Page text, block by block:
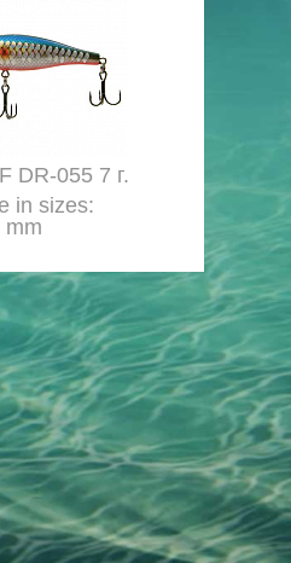
DR-055 7 г.
in sizes:
mm